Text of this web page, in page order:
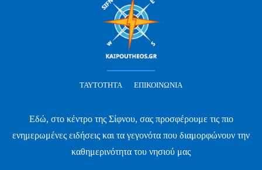
ΤΑΥΤΌΤΗΤΑ ΕΠΙΚΟΙΝΩΝΊΑ
Εδώ, στο κέντρο της Σίφνου, σας προσφέρουμε τις πιο
ενημερωμένες ειδήσεις και τα γεγονότα που διαμορφώνουν την
καθημερινότητα του νησιού μας